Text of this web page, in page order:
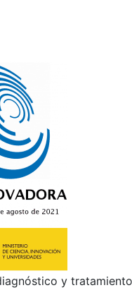
y